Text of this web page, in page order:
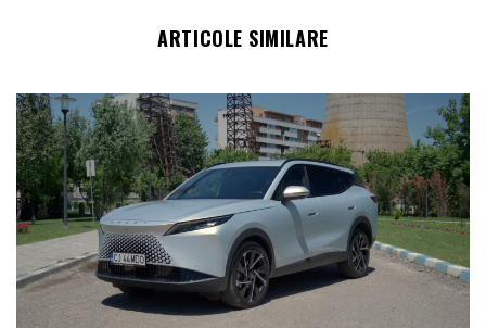
ARTICOLE SIMILARE